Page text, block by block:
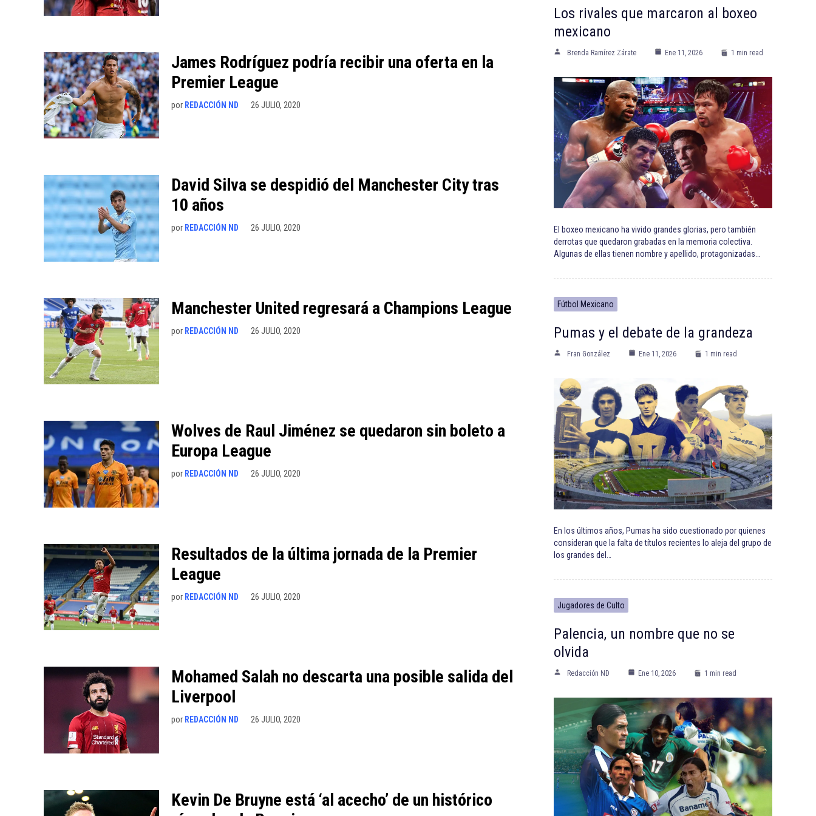
James Rodríguez podría recibir una oferta en la
Premier League
por REDACCIÓN ND 26 JULIO, 2020
David Silva se despidió del Manchester City tras
10 años
por REDACCIÓN ND 26 JULIO, 2020
Manchester United regresará a Champions League
por REDACCIÓN ND 26 JULIO, 2020
Wolves de Raul Jiménez se quedaron sin boleto a
Europa League
por REDACCIÓN ND 26 JULIO, 2020
Resultados de la última jornada de la Premier
League
por REDACCIÓN ND 26 JULIO, 2020
Mohamed Salah no descarta una posible salida del
Liverpool
por REDACCIÓN ND 26 JULIO, 2020
Kevin De Bruyne está ‘al acecho’ de un histórico
Los rivales que marcaron al boxeo
mexicano
Brenda Ramírez Zárate Ene 11, 2026 1 min read
El boxeo mexicano ha vivido grandes glorias, pero también
derrotas que quedaron grabadas en la memoria colectiva.
Algunas de ellas tienen nombre y apellido, protagonizadas…
Fútbol Mexicano
Pumas y el debate de la grandeza
Fran González Ene 11, 2026 1 min read
En los últimos años, Pumas ha sido cuestionado por quienes
consideran que la falta de títulos recientes lo aleja del grupo de
los grandes del…
Jugadores de Culto
Palencia, un nombre que no se
olvida
Redacción ND Ene 10, 2026 1 min read